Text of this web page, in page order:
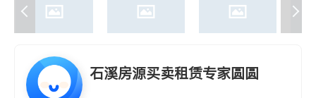
石溪房源买卖租赁专家圆圆